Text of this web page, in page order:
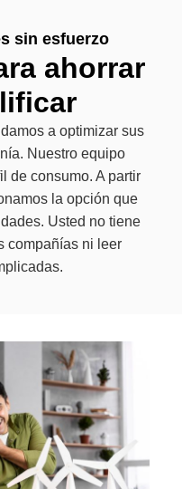
sin esfuerzo
ahorrar
a optimizar sus
Nuestro equipo
de consumo. A partir
la opción que
Usted no tiene
compañías ni leer